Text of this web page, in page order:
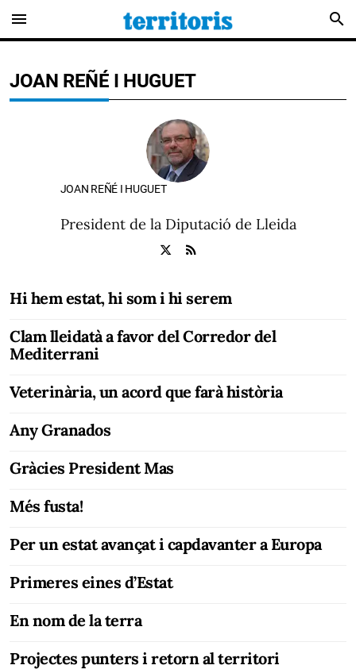
menu search
JOAN REÑÉ I HUGUET
JOAN REÑÉ I HUGUET
President de la Diputació de Lleida
Hi hem estat, hi som i hi serem
Clam lleidatà a favor del Corredor del
Mediterrani
Veterinària, un acord que farà història
Any Granados
Gràcies President Mas
Més fusta!
Per un estat avançat i capdavanter a Europa
Primeres eines d’Estat
En nom de la terra
Projectes punters i retorn al territori